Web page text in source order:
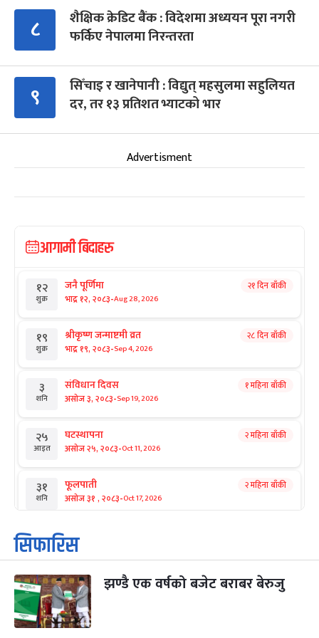
८
शैक्षिक क्रेडिट बैंक : विदेशमा अध्ययन पूरा नगरी
फर्किए नेपालमा निरन्तरता
९
सिँचाइ र खानेपानी : विद्युत् महसुलमा सहुलियत
दर, तर १३ प्रतिशत भ्याटको भार
Advertisment
आगामी बिदाहरु
१२
शुक्र
जनै पूर्णिमा
भाद्र १२, २०८३-Aug 28, 2026
२१ दिन बाँकी
१९
शुक्र
श्रीकृष्ण जन्माष्टमी व्रत
भाद्र १९, २०८३-Sep 4, 2026
२८ दिन बाँकी
३
शनि
संविधान दिवस
असोज ३, २०८३-Sep 19, 2026
१ महिना बाँकी
२५
आइत
घटस्थापना
असोज २५, २०८३-Oct 11, 2026
२ महिना बाँकी
३१
शनि
फूलपाती
असोज ३१ , २०८३-Oct 17, 2026
२ महिना बाँकी
१
आइत
कार्तिक सङ्क्रान्ति
कार्तिक १, २०८३
३
मंगल
महानवमी
कार्तिक ३, २०८३
२ महिना बाँकी
सिफारिस
झण्डै एक वर्षको बजेट बराबर बेरुजु